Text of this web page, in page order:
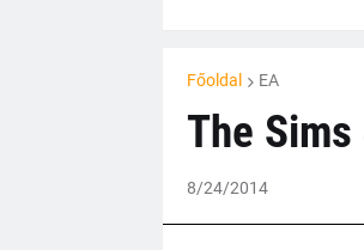
Főoldal EA
The
8/24/2014